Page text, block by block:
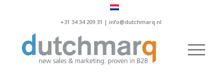
+31 34 34 209 31 | info@dutchmarq.nl